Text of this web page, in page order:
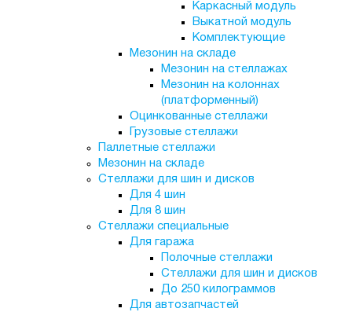
Каркасный модуль
Выкатной модуль
Комплектующие
Мезонин на складе
Мезонин на стеллажах
Мезонин на колоннах
(платформенный)
Оцинкованные стеллажи
Грузовые стеллажи
Паллетные стеллажи
Мезонин на складе
Стеллажи для шин и дисков
Для 4 шин
Для 8 шин
Стеллажи специальные
Для гаража
Полочные стеллажи
Стеллажи для шин и дисков
До 250 килограммов
Для автозапчастей